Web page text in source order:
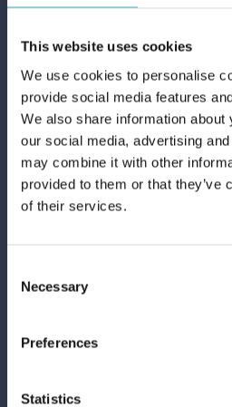
This website uses cookies
We use cookies to personalise
provide social media features
We also share information
our social media, advertising
may combine it with other
provided to them or that they’ve
of their services.
Selection
Necessary
Preferences
Statistics
PROFESSIONALE
CATEGORIE SPECIALI:
NOVITÀ
OFFERTE
Spedizioni
Spedizioni rapide
Contattate il servizio clienti
ITALIAN TOP BRAND
FORNITURE A SCATOLA - PALLET
UN CONSULENTE A TE
OLTRE 50 ANNI DI STORIA AL